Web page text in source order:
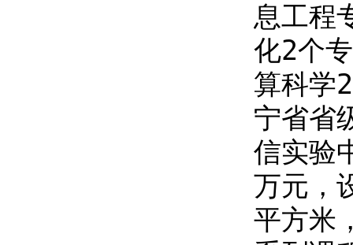
息工程
化2个
算科学2
宁省省
信实验
万元，
平方米